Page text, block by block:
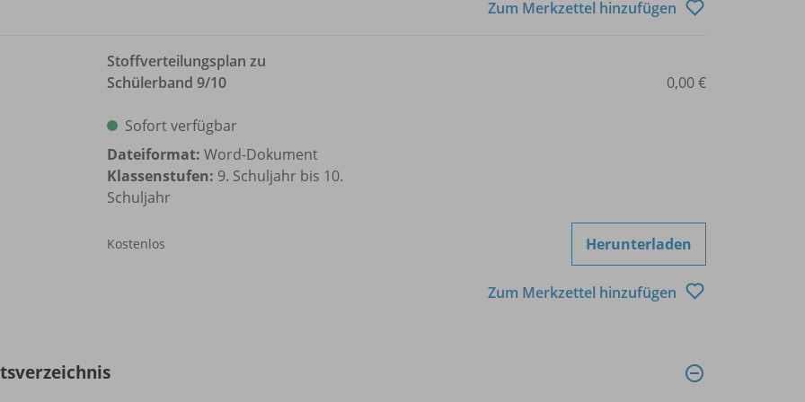
Zum Merkzettel hinzufügen
Stoffverteilungsplan zu
Schülerband 9/10
Sofort verfügbar
Dateiformat: Word-Dokument
Klassenstufen: 9. Schuljahr bis 10.
Schuljahr
Kostenlos
0,00 €
Herunterladen
Zum Merkzettel hinzufügen